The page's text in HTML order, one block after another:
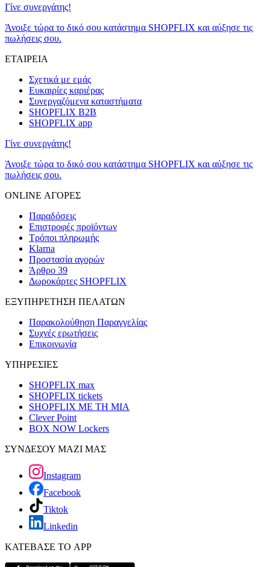
Γίνε συνεργάτης!
Άνοιξε τώρα το δικό σου κατάστημα SHOPFLIX και αύξησε τις
πωλήσεις σου.
ΕΤΑΙΡΕΙΑ
Σχετικά με εμάς
Ευκαιρίες καριέρας
Συνεργαζόμενα καταστήματα
SHOPFLIX B2B
SHOPFLIX app
Γίνε συνεργάτης!
Άνοιξε τώρα το δικό σου κατάστημα SHOPFLIX και αύξησε τις
πωλήσεις σου.
ONLINE ΑΓΟΡΕΣ
Παραδόσεις
Επιστροφές προϊόντων
Τρόποι πληρωμής
Klarna
Προστασία αγορών
Άρθρο 39
Δωροκάρτες SHOPFLIX
ΕΞΥΠΗΡΕΤΗΣΗ ΠΕΛΑΤΩΝ
Παρακολούθηση Παραγγελίας
Συχνές ερωτήσεις
Επικοινωνία
ΥΠΗΡΕΣΙΕΣ
SHOPFLIX max
SHOPFLIX tickets
SHOPFLIX ΜΕ ΤΗ ΜΙΑ
Clever Point
BOX NOW Lockers
ΣΥΝΔΕΣΟΥ ΜΑΖΙ ΜΑΣ
Instagram
Facebook
Tiktok
Linkedin
ΚΑΤΕΒΑΣΕ ΤΟ APP